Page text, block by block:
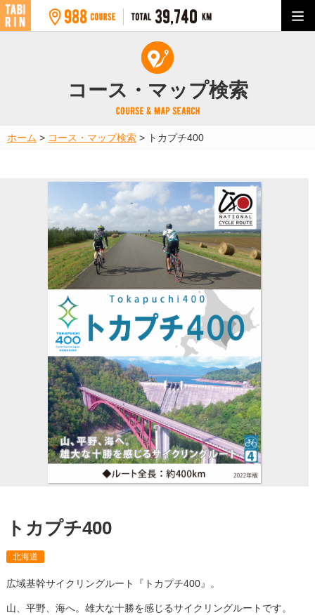
コース・マップ検索
ホーム > コース・マップ検索 > トカプチ400
トカプチ400
北海道
広域基幹サイクリングルート『トカプチ400』。
山、平野、海へ。雄大な十勝を感じるサイクリングルートです。